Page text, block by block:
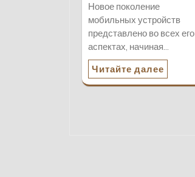
Новое поколение
мобильных устройств
представлено во всех его
аспектах, начиная…
Читайте далее